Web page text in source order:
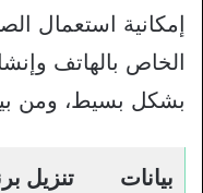
إمكانية استعمال
بشكل بسيط، ومن
بيانات
تنزيل